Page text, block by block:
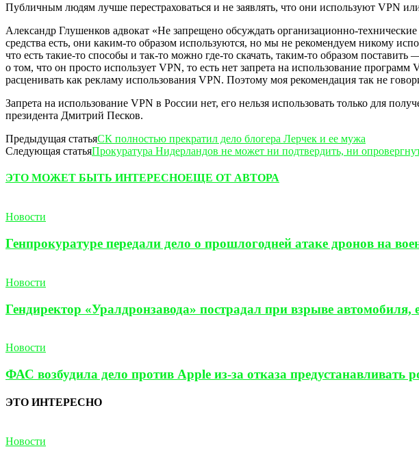
Публичным людям лучше перестраховаться и не заявлять, что они используют VPN
Александр Глушенков адвокат «Не запрещено обсуждать организационно-
средства есть, они каким-то образом используются, но мы не рекомендуем никому
что есть такие-то способы и так-то можно где-то скачать, таким-то образом
о том, что он просто использует VPN, то есть нет запрета на использование
расценивать как рекламу использования VPN. Поэтому моя рекомендация так не
Запрета на использование VPN в России нет, его нельзя использовать только для
президента Дмитрий Песков.
Предыдущая статьяСК полностью прекратил дело блогера Лерчек и ее мужа
Следующая статьяПрокуратура Нидерландов не может ни подтвердить, ни
ЭТО МОЖЕТ БЫТЬ ИНТЕРЕСНОЕЩЕ ОТ АВТОРА
Новости
Генпрокуратуре передали дело о прошлогодней атаке дронов на
Новости
Гендиректор «Уралдронзавода» пострадал при взрыве автомобиля,
Новости
ФАС возбудила дело против Apple из-за отказа предустанавливать
ЭТО ИНТЕРЕСНО
Новости